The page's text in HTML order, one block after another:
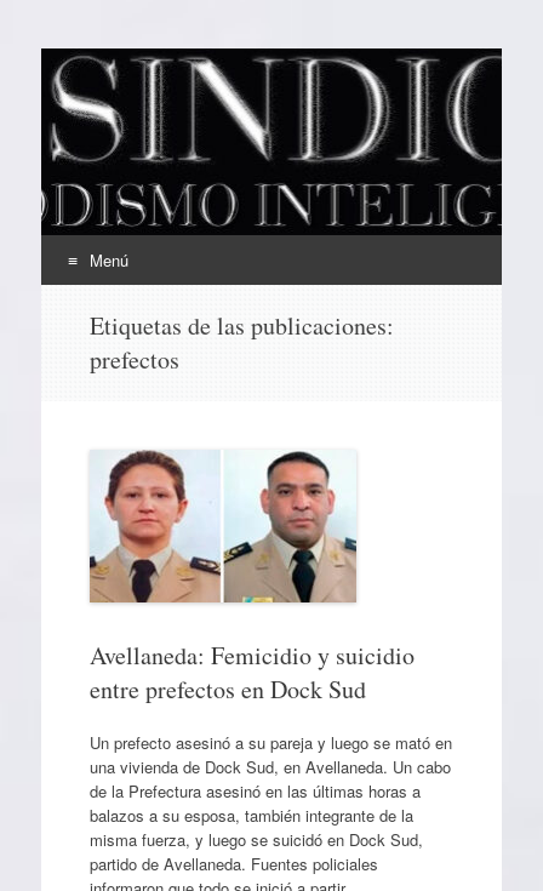
EL SINDICAL
Periodismo Inteligente
Menú
contenido
Etiquetas de las publicaciones:
prefectos
Avellaneda: Femicidio y suicidio
entre prefectos en Dock Sud
Un prefecto asesinó a su pareja y luego se mató en
una vivienda de Dock Sud, en Avellaneda. Un cabo
de la Prefectura asesinó en las últimas horas a
balazos a su esposa, también integrante de la
misma fuerza, y luego se suicidó en Dock Sud,
partido de Avellaneda. Fuentes policiales